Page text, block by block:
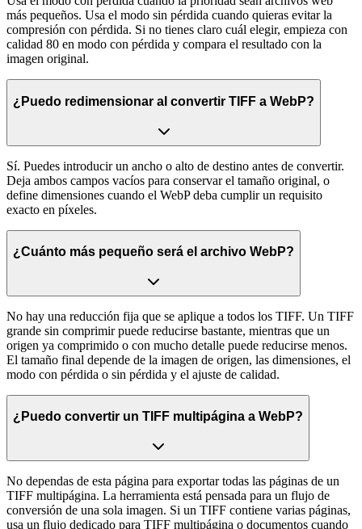
más pequeños. Usa el modo sin pérdida cuando quieras evitar la
compresión con pérdida. Si no tienes claro cuál elegir, empieza con
calidad 80 en modo con pérdida y compara el resultado con la
imagen original.
¿Puedo redimensionar al convertir TIFF a WebP?
Sí. Puedes introducir un ancho o alto de destino antes de convertir.
Deja ambos campos vacíos para conservar el tamaño original, o
define dimensiones cuando el WebP deba cumplir un requisito
exacto en píxeles.
¿Cuánto más pequeño será el archivo WebP?
No hay una reducción fija que se aplique a todos los TIFF. Un TIFF
grande sin comprimir puede reducirse bastante, mientras que un
origen ya comprimido o con mucho detalle puede reducirse menos.
El tamaño final depende de la imagen de origen, las dimensiones, el
modo con pérdida o sin pérdida y el ajuste de calidad.
¿Puedo convertir un TIFF multipágina a WebP?
No dependas de esta página para exportar todas las páginas de un
TIFF multipágina. La herramienta está pensada para un flujo de
conversión de una sola imagen. Si un TIFF contiene varias páginas,
usa un flujo dedicado para TIFF multipágina o documentos cuando